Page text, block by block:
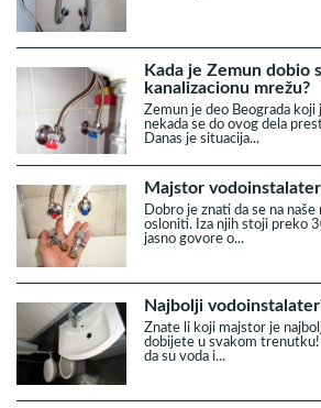
Kada je Zemun dobio
kanalizacionu mrežu?
Zemun je deo Beograda koji
nekada se do ovog dela
Danas je situacija...
Majstor
Dobro je znati da se na
osloniti. Iza njih stoji preko
jasno govore o...
Najbolji
Znate li koji majstor je
dobijete u svakom
da su voda i...